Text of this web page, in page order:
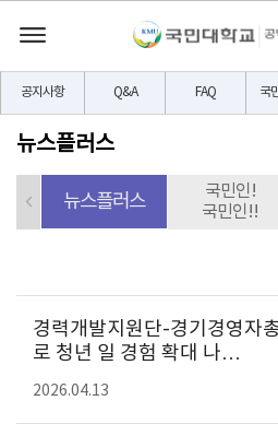
공지사항 Q&A FAQ 국
뉴스플러스
뉴스플러스
국민인!
국민인!!
경력개발지원단-경기경영자
로 청년 일 경험 확대 나…
2026.04.13